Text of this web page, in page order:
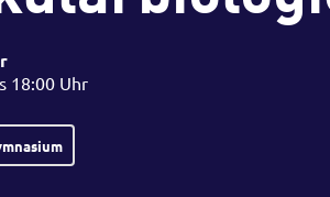
18:00 Uhr